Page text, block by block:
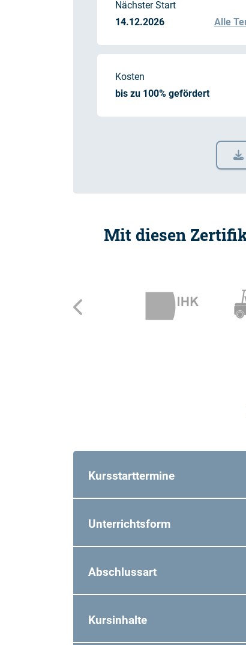
Nächster Start
14.12.2026
Alle
Kosten
bis zu 100% gefördert
Mit diesen
Zurück
Kursstarttermine
Unterrichtsform
Abschlussart
Kursinhalte